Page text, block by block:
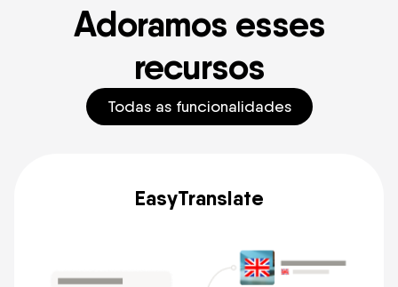
Adoramos esses
recursos
Todas as funcionalidades
EasyTranslate